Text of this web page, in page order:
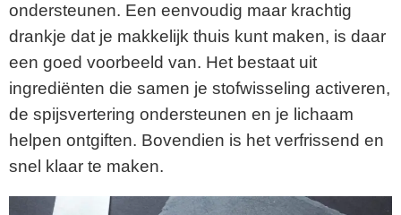
ondersteunen. Een eenvoudig maar krachtig
drankje dat je makkelijk thuis kunt maken, is daar
een goed voorbeeld van. Het bestaat uit
ingrediënten die samen je stofwisseling activeren,
de spijsvertering ondersteunen en je lichaam
helpen ontgiften. Bovendien is het verfrissend en
snel klaar te maken.